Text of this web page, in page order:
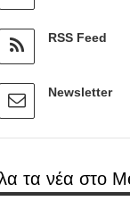
RSS Feed
Newsletter
τα νέα στο